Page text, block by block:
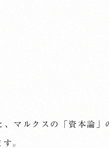
、マルクスの「資本論
。